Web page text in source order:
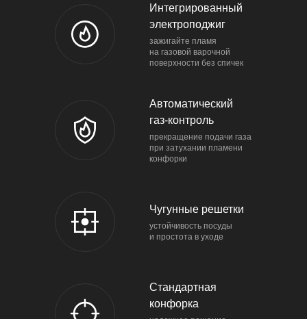
Интегрированный
электроподжиг
зажигайте пламя
на газовой варочной
поверхности без спичек
Автоматический
газ-контроль
прекращение подачи газа
при затухании пламени
конфорки
Чугунные решетки
устойчивость посуды
и простота в уходе
Стандартная
конфорка